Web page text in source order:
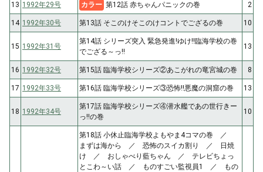
13 1992年29号 カラー 第12話 赤ちゃんパニックの巻 2
14 1992年30号 第13話 そこのけそこのけコントでござるの巻 10
15 1992年31号
第14話 シリーズ突入 緊急発進!ゆけ!!臨海学校の巻
でござる～っ!!
13
16 1992年32号 第15話 臨海学校シリーズ②あこがれの竜宮城の巻 8
17 1992年33号 第16話 臨海学校シリーズ③恐怖!!悪魔の洞窟の巻 13
18 1992年34号
第17話 臨海学校シリーズ④潜水艦であの世行きー
っ!!の巻
10
第18話 小休止臨海学校よもやま4コマの巻 ／
まずは海から ／ 恐怖のスイカ割り ／ 日焼
け ／ おしゃべり藍ちゃん ／ テレビちょっ
とこわ～い話 ／ ものすごい監視員1 ／ もの